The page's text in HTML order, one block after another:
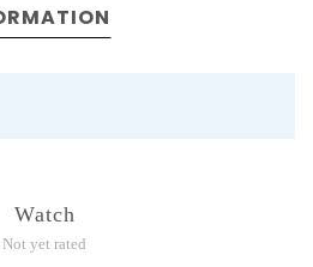
Watch
Not yet rated